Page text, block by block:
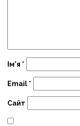
Ім'я *
Email *
Сайт